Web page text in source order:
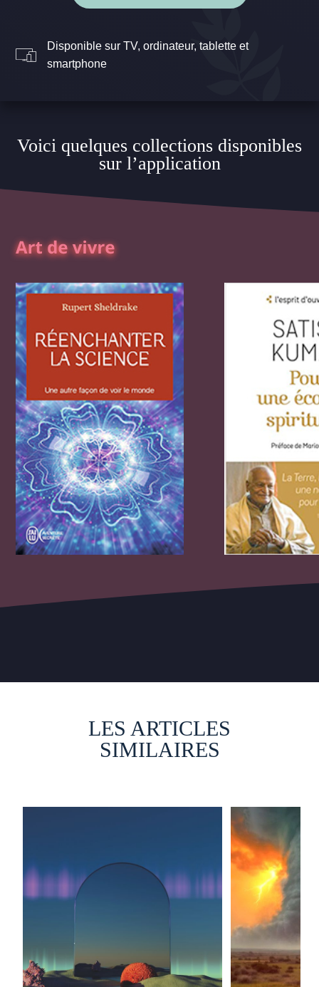
Disponible sur TV, ordinateur, tablette et
smartphone
Voici quelques collections disponibles
sur l’application
LES ARTICLES
SIMILAIRES